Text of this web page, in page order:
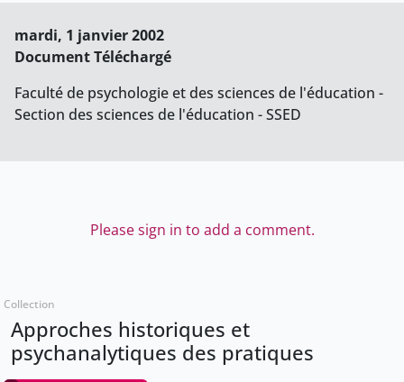
mardi, 1 janvier 2002
Document Téléchargé
Faculté de psychologie et des sciences de l'éducation -
Section des sciences de l'éducation - SSED
Please sign in to add a comment.
Collection
Approches historiques et
psychanalytiques des pratiques